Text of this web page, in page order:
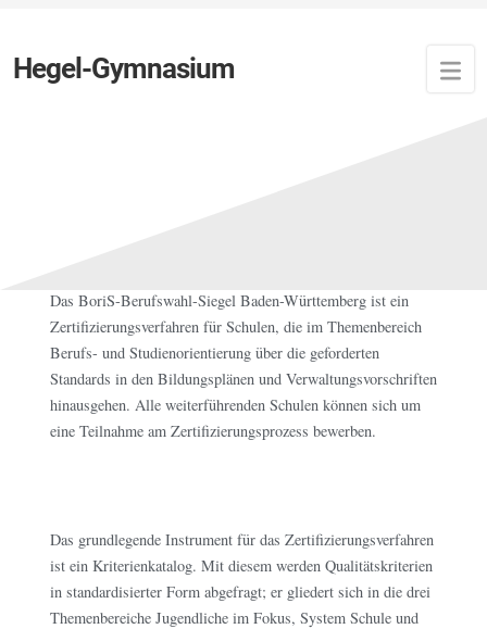
Hegel-Gymnasium
Das BoriS-Berufswahl-Siegel Baden-Württemberg ist ein
Zertifizierungsverfahren für Schulen, die im Themenbereich
Berufs- und Studienorientierung über die geforderten
Standards in den Bildungsplänen und Verwaltungsvorschriften
hinausgehen. Alle weiterführenden Schulen können sich um
eine Teilnahme am Zertifizierungsprozess bewerben.
Das grundlegende Instrument für das Zertifizierungsverfahren
ist ein Kriterienkatalog. Mit diesem werden Qualitätskriterien
in standardisierter Form abgefragt; er gliedert sich in die drei
Themenbereiche Jugendliche im Fokus, System Schule und